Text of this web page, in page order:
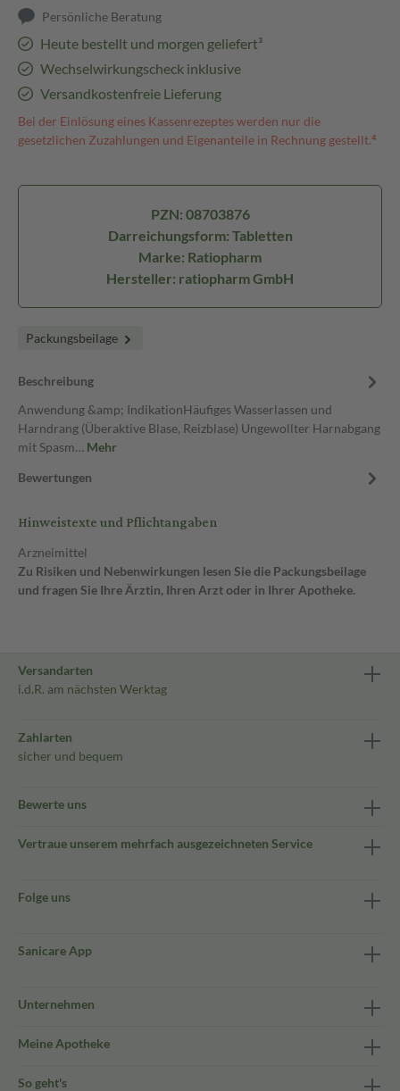
Persönliche Beratung
Heute bestellt und morgen geliefert³
Wechselwirkungscheck inklusive
Versandkostenfreie Lieferung
Bei der Einlösung eines Kassenrezeptes werden nur die
gesetzlichen Zuzahlungen und Eigenanteile in Rechnung gestellt.⁴
PZN: 08703876
Darreichungsform: Tabletten
Marke: Ratiopharm
Hersteller: ratiopharm GmbH
Packungsbeilage
Beschreibung
Anwendung &amp; IndikationHäufiges Wasserlassen und
Harndrang (Überaktive Blase, Reizblase) Ungewollter Harnabgang
mit Spasm… Mehr
Bewertungen
Hinweistexte und Pflichtangaben
Arzneimittel
Zu Risiken und Nebenwirkungen lesen Sie die Packungsbeilage
und fragen Sie Ihre Ärztin, Ihren Arzt oder in Ihrer Apotheke.
Versandarten
i.d.R. am nächsten Werktag
Zahlarten
sicher und bequem
Bewerte uns
Vertraue unserem mehrfach ausgezeichneten Service
Folge uns
Sanicare App
Unternehmen
Meine Apotheke
So geht's